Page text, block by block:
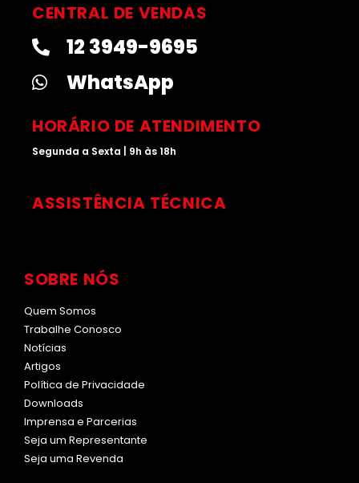
t
g
r
a
m
k
e
d
i
n
t
u
b
e
t
o
k
CENTRAL DE VENDAS
12 3949-9695
WhatsApp
HORÁRIO DE ATENDIMENTO
Segunda a Sexta | 9h às 18h
ASSISTÊNCIA TÉCNICA
SOBRE NÓS
Quem Somos
Trabalhe Conosco
Notícias
Artigos
Política de Privacidade
Downloads
Imprensa e Parcerias
Seja um Representante
Seja uma Revenda